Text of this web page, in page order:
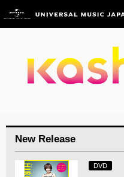
New Release
DVD